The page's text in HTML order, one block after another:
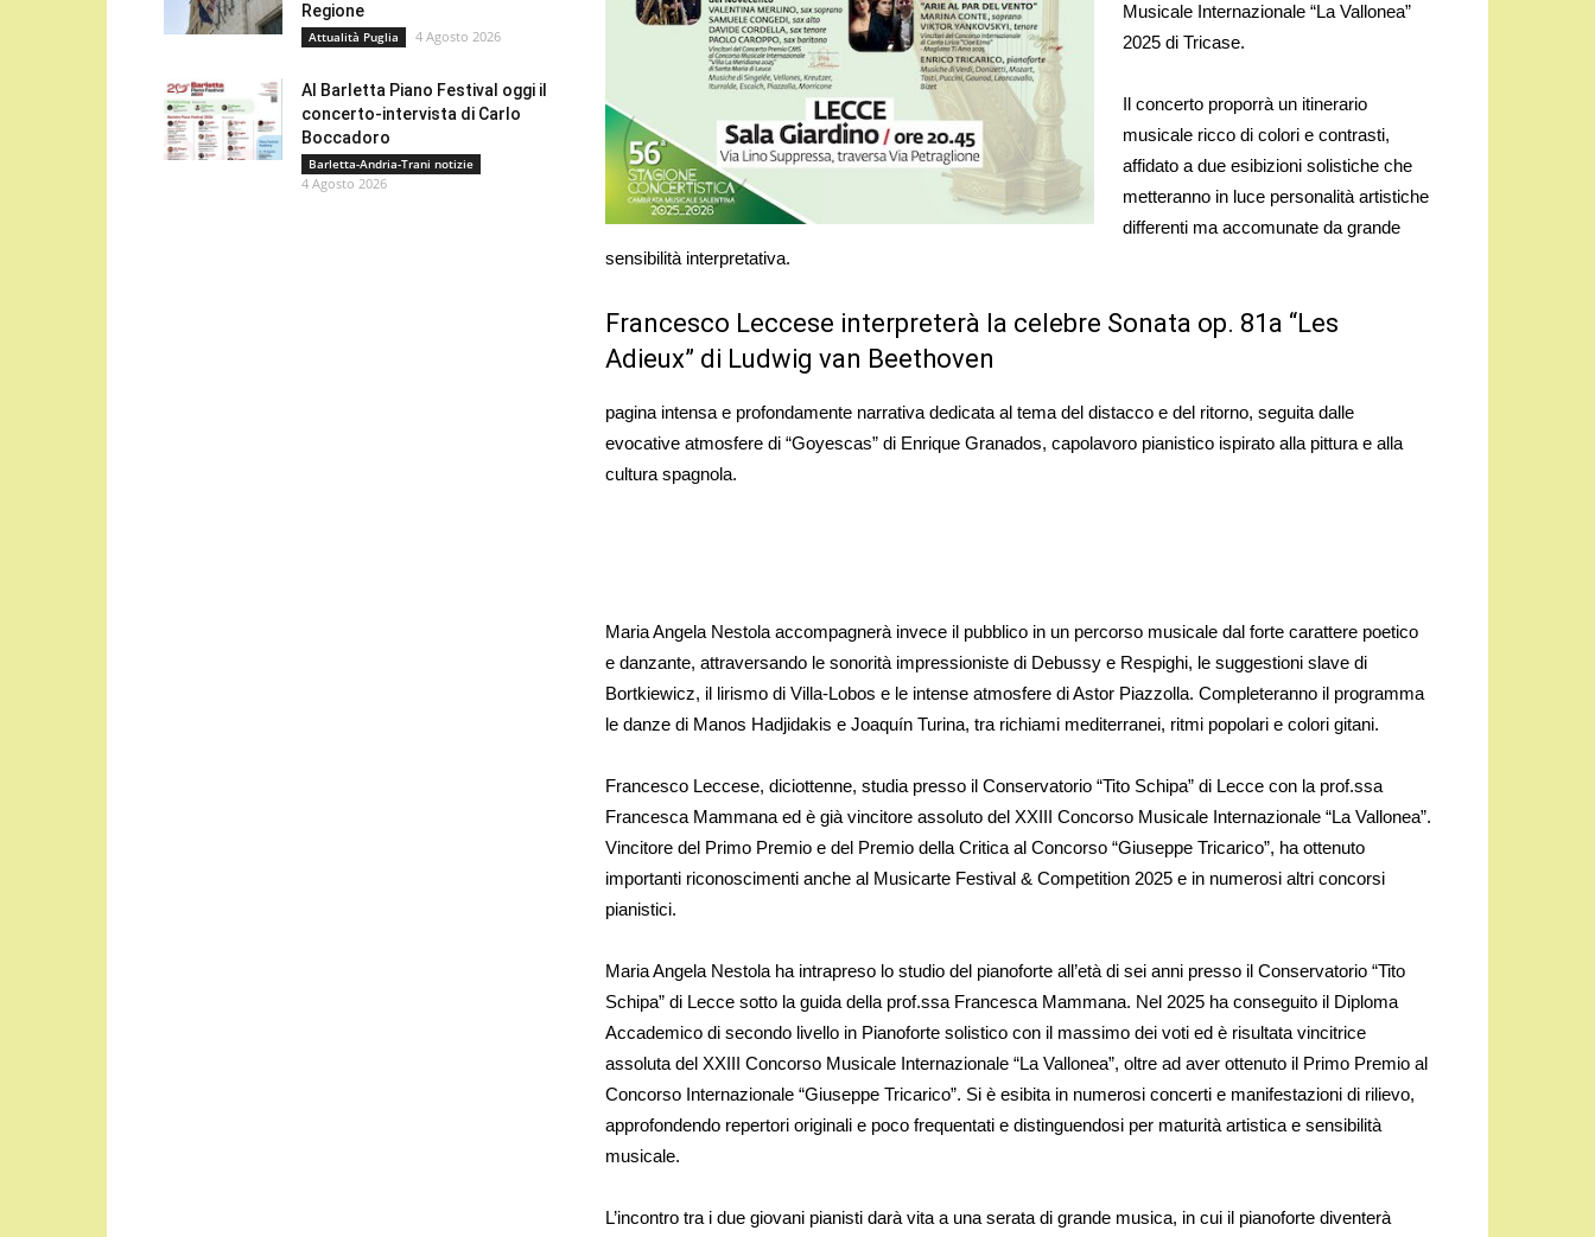
Musicale Internazionale “La Vallonea”
2025 di Tricase.
Il concerto proporrà un itinerario
musicale ricco di colori e contrasti,
affidato a due esibizioni solistiche che
metteranno in luce personalità artistiche
differenti ma accomunate da grande
sensibilità interpretativa.
Francesco Leccese interpreterà la celebre Sonata op. 81a “Les
Adieux” di Ludwig van Beethoven
pagina intensa e profondamente narrativa dedicata al tema del distacco e del ritorno, seguita dalle
evocative atmosfere di “Goyescas” di Enrique Granados, capolavoro pianistico ispirato alla pittura e alla
cultura spagnola.
Maria Angela Nestola accompagnerà invece il pubblico in un percorso musicale dal forte carattere poetico
e danzante, attraversando le sonorità impressioniste di Debussy e Respighi, le suggestioni slave di
Bortkiewicz, il lirismo di Villa-Lobos e le intense atmosfere di Astor Piazzolla. Completeranno il programma
le danze di Manos Hadjidakis e Joaquín Turina, tra richiami mediterranei, ritmi popolari e colori gitani.
Francesco Leccese, diciottenne, studia presso il Conservatorio “Tito Schipa” di Lecce con la prof.ssa
Francesca Mammana ed è già vincitore assoluto del XXIII Concorso Musicale Internazionale “La Vallonea”.
Vincitore del Primo Premio e del Premio della Critica al Concorso “Giuseppe Tricarico”, ha ottenuto
importanti riconoscimenti anche al Musicarte Festival & Competition 2025 e in numerosi altri concorsi
pianistici.
Maria Angela Nestola ha intrapreso lo studio del pianoforte all’età di sei anni presso il Conservatorio “Tito
Schipa” di Lecce sotto la guida della prof.ssa Francesca Mammana. Nel 2025 ha conseguito il Diploma
Accademico di secondo livello in Pianoforte solistico con il massimo dei voti ed è risultata vincitrice
assoluta del XXIII Concorso Musicale Internazionale “La Vallonea”, oltre ad aver ottenuto il Primo Premio al
Concorso Internazionale “Giuseppe Tricarico”. Si è esibita in numerosi concerti e manifestazioni di rilievo,
approfondendo repertori originali e poco frequentati e distinguendosi per maturità artistica e sensibilità
musicale.
L’incontro tra i due giovani pianisti darà vita a una serata di grande musica, in cui il pianoforte diventerà
Regione
Attualità Puglia 4 Agosto 2026
Al Barletta Piano Festival oggi il
concerto-intervista di Carlo
Boccadoro
Barletta-Andria-Trani notizie
4 Agosto 2026